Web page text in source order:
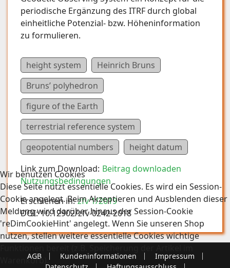
periodische Ergänzung des ITRF durch global
einheitliche Potenzial- bzw. Höheninformation
zu formulieren.
height system
Heinrich Bruns
Bruns’ polyhedron
figure of the Earth
terrestrial reference system
geopotential numbers
height datum
Link zum Download: Beitrag downloaden
Nutzungsbedingungen
Erschienen in: zfv 1/2019
DOI: 10.12902/zfv-0242-2018
AGB Kundeninformationen
Impressum
Wir benutzen Cookies
Diese Seite nutzt essentielle Cookies. Es wird ein Session-
Cookie angelegt. Beim Akzeptieren und Ausblenden dieser
Meldung wird darüber hinaus der Session-Cookie
'reDimCookieHint' angelegt. Wenn Sie unseren Shop
nutzen, stellen weitere essentielle Cookies wichtige
Warenkorb).